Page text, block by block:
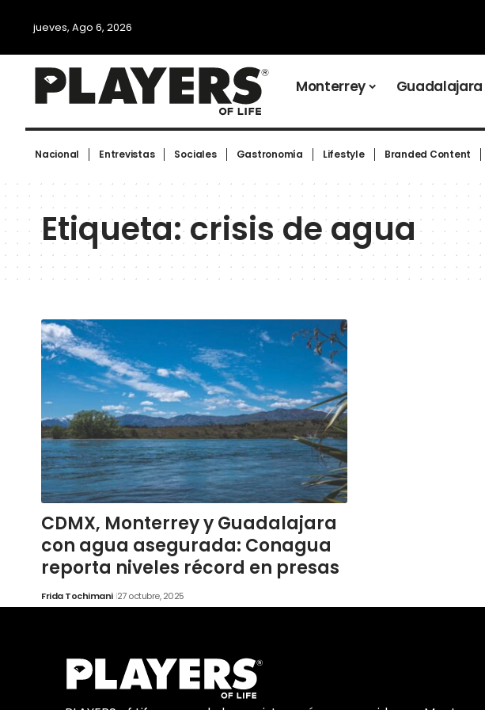
jueves, Ago 6, 2026
Monterrey Guadalajara
Nacional Entrevistas Sociales Gastronomía Lifestyle Branded Content
Etiqueta:crisis de agua
CDMX, Monterrey y Guadalajara
con agua asegurada: Conagua
reporta niveles récord en presas
Frida Tochimani 27 octubre, 2025